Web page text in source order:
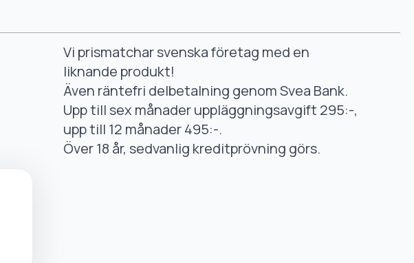
Vi prismatchar svenska företag med en
liknande produkt!
Även räntefri delbetalning genom Svea Bank.
Upp till sex månader uppläggningsavgift 295:-,
upp till 12 månader 495:-.
Över 18 år, sedvanlig kreditprövning görs.